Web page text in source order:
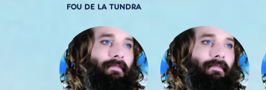
FOU DE LA TUNDRA